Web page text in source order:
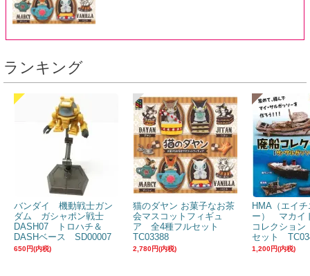
ランキング
バンダイ 機動戦士ガン
ダム ガシャポン戦士
DASH07 トロハチ＆
DASHベース SD00007
650円(内税)
猫のダヤン お菓子なお茶
会マスコットフィギュ
ア 全4種フルセット
TC03388
2,780円(内税)
HMA（エイ
ー） マカイ
コレクショ
セット
1,200円(内税)